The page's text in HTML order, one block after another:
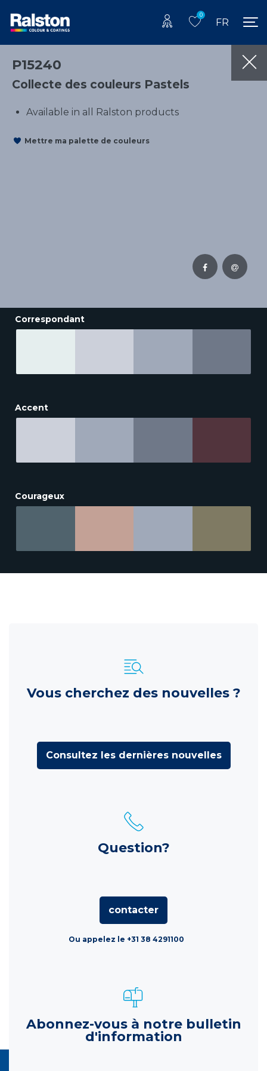
0
FR
P15240
Collecte des couleurs Pastels
Available in all Ralston products
Mettre ma palette de couleurs
Correspondant
Accent
Courageux
Vous cherchez des nouvelles ?
Consultez les dernières nouvelles
Question?
contacter
Ou appelez le +31 38 4291100
Abonnez-vous à notre bulletin
d'information